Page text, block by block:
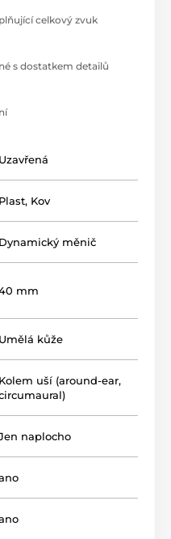
celkový zvuk
s dostatkem detailů
Uzavřená
Plast, Kov
Dynamický měnič
mm
Umělá kůže
Kolem uší (around-ear,
naplocho